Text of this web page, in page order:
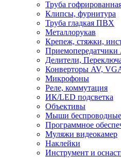
Труба
Клипсы, фурнитура
Труба гладкая ПВХ
Металлорукав
Крепеж, стяжки,
Делители,
Конверторы AV,
Микрофоны
Реле, коммутация
ИК/LED подсветка
Объективы
Мыши беспроводные
Программное
Муляжи видеокамер
Наклейки
Инструмент и